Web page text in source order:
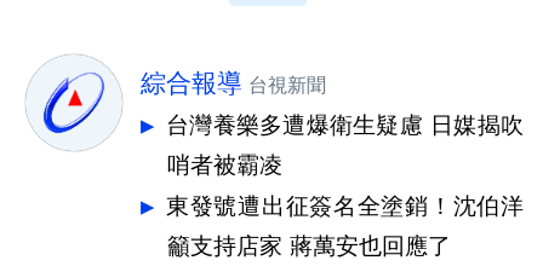
綜合報導 台視新聞
台灣養樂多遭爆衛生疑慮 日媒揭吹
哨者被霸凌
東發號遭出征簽名全塗銷！沈伯洋
籲支持店家 蔣萬安也回應了